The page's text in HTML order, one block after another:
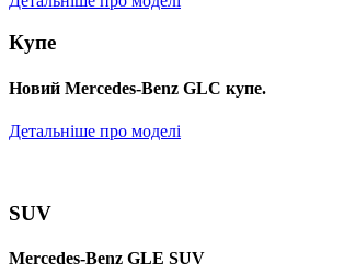
Купе
Новий Mercedes-Benz GLС купе.
Детальніше про моделі
SUV
Mercedes-Benz GLE SUV